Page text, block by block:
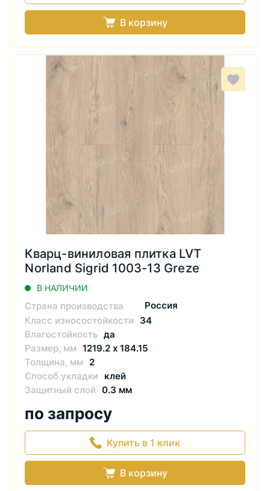
В корзину
Кварц-виниловая плитка LVT
Norland Sigrid 1003-13 Greze
В НАЛИЧИИ
Страна производства
Россия
Класс износостойкости
34
Влагостойкость да
Размер, мм 1219.2 х 184.15
Толщина, мм
2
Способ укладки
клей
Защитный слой 0.3 мм
по запросу
Купить в 1 клик
В корзину